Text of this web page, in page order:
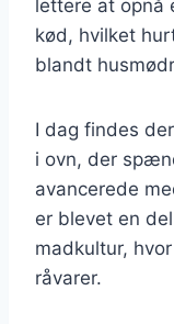
lettere at opnå
kød, hvilket
blandt
I dag findes
i ovn, der
avancerede
er blevet en
madkultur,
råvarer.